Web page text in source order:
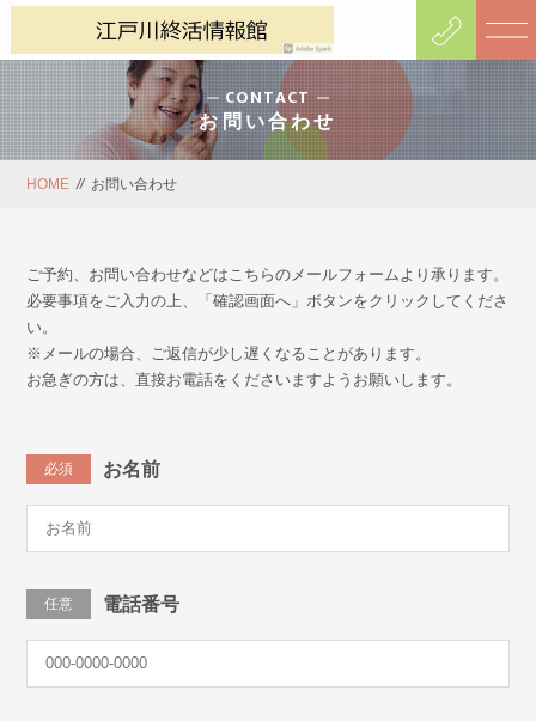
CONTACT
お問い合わせ
HOME // お問い合わせ
ご予約、お問い合わせなどはこちらのメールフォームより承ります。
必要事項をご入力の上、「確認画面へ」ボタンをクリックしてくださ
い。
※メールの場合、ご返信が少し遅くなることがあります。
お急ぎの方は、直接お電話をくださいますようお願いします。
必須 お名前
任意 電話番号